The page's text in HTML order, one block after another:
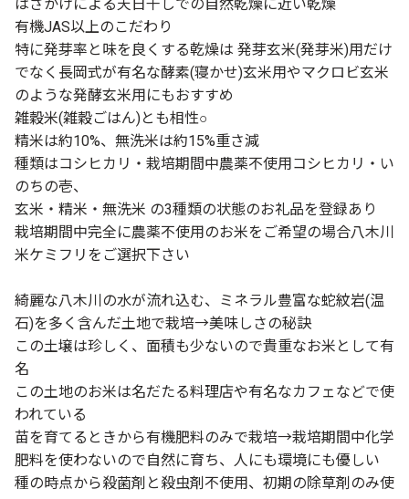
はざかけによる天日干しでの自然乾燥に近い乾燥
有機JAS以上のこだわり
特に発芽率と味を良くする乾燥は 発芽玄米(発芽米)用だけ
でなく長岡式が有名な酵素(寝かせ)玄米用やマクロビ玄米
のような発酵玄米用にもおすすめ
雑穀米(雑穀ごはん)とも相性○
精米は約10%、無洗米は約15%重さ減
種類はコシヒカリ・栽培期間中農薬不使用コシヒカリ・い
のちの壱、
玄米・精米・無洗米 の3種類の状態のお礼品を登録あり
栽培期間中完全に農薬不使用のお米をご希望の場合八木川
米ケミフリをご選択下さい
綺麗な八木川の水が流れ込む、ミネラル豊富な蛇紋岩(温
石)を多く含んだ土地で栽培→美味しさの秘訣
この土壌は珍しく、面積も少ないので貴重なお米として有
名
この土地のお米は名だたる料理店や有名なカフェなどで使
われている
苗を育てるときから有機肥料のみで栽培→栽培期間中化学
肥料を使わないので自然に育ち、人にも環境にも優しい
種の時点から殺菌剤と殺虫剤不使用、初期の除草剤のみ使